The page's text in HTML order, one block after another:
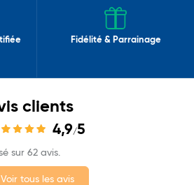
Fidélité & Parrainage
clients
4,9/5
sur 62 avis.
Voir tous les avis